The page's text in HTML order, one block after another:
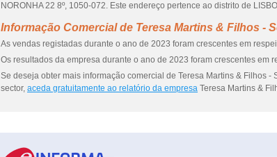
NORONHA 22 8º, 1050-072. Este endereço pertence ao distrito de
Informação Comercial de Teresa Martins & Filhos -
As vendas registadas durante o ano de 2023 foram crescentes em
Os resultados da empresa durante o ano de 2023 foram crescentes em
Se deseja obter mais informação comercial de Teresa Martins & Filhos -
sector, aceda gratuitamente ao relatório da empresa Teresa Martins &